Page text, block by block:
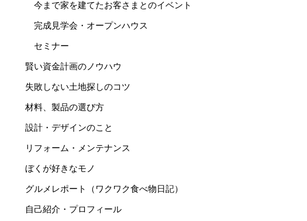
今まで家を建てたお客さまとのイベント
完成見学会・オープンハウス
セミナー
賢い資金計画のノウハウ
失敗しない土地探しのコツ
材料、製品の選び方
設計・デザインのこと
リフォーム・メンテナンス
ぼくが好きなモノ
グルメレポート（ワクワク食べ物日記）
自己紹介・プロフィール